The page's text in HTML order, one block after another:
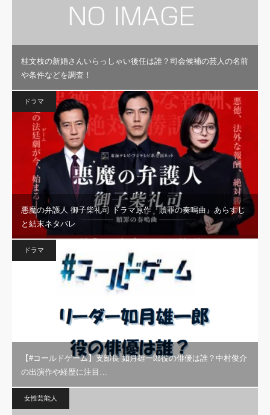
桂文枝の新婚さんいらっしゃい後任は誰？司会候補の芸人の名前
や条件などを調査！
ドラマ
悪魔の弁護人 御子柴礼司 ドラマ原作『贖罪の奏鳴曲』あらすじ
と結末ネタバレ
ドラマ
【#コールドゲーム】支部長 如月雄一郎役の俳優は誰？中村俊介
の出演作や経歴に注目…
女性芸能人